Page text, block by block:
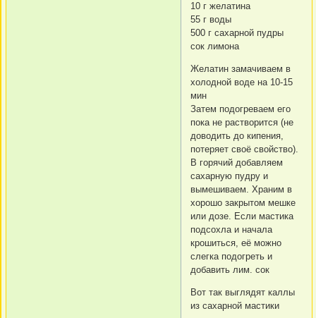
10 г желатина
55 г воды
500 г сахарной пудры
сок лимона
Желатин замачиваем в
холодной воде на 10-15
мин
Затем подогреваем его
пока не растворится (не
доводить до кипения,
потеряет своё свойство).
В горячий добавляем
сахарную пудру и
вымешиваем. Храним в
хорошо закрытом мешке
или дозе. Если мастика
подсохла и начала
крошиться, её можно
слегка подогреть и
добавить лим. сок
Вот так выглядят каллы
из сахарной мастики